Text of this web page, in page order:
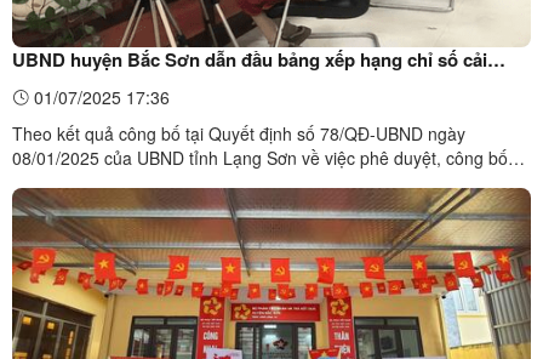
UBND huyện Bắc Sơn dẫn đầu bảng xếp hạng chỉ số cải
cách hành chính cấp huyện năm 2024
01/07/2025 17:36
Theo kết quả công bố tại Quyết định số 78/QĐ-UBND ngày
08/01/2025 của UBND tỉnh Lạng Sơn về việc phê duyệt, công bố
dân, tổ chức đối với sự phục vụ của cơ quan hành chính trên địa
bàn tỉnh năm 2024. Đối với bảng xếp hạng UBND các huyện, ...